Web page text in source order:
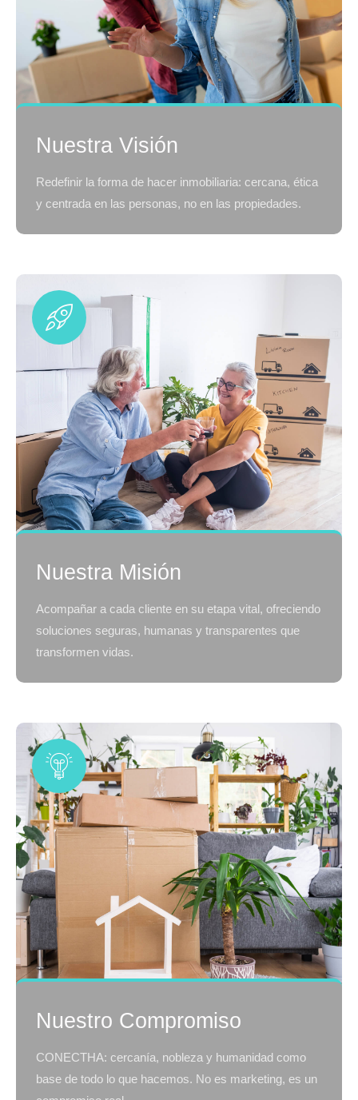
Nuestra Visión
Redefinir la forma de hacer inmobiliaria: cercana, ética
y centrada en las personas, no en las propiedades.
Nuestra Misión
Acompañar a cada cliente en su etapa vital, ofreciendo
soluciones seguras, humanas y transparentes que
transformen vidas.
Nuestro Compromiso
CONECTHA: cercanía, nobleza y humanidad como
base de todo lo que hacemos. No es marketing, es un